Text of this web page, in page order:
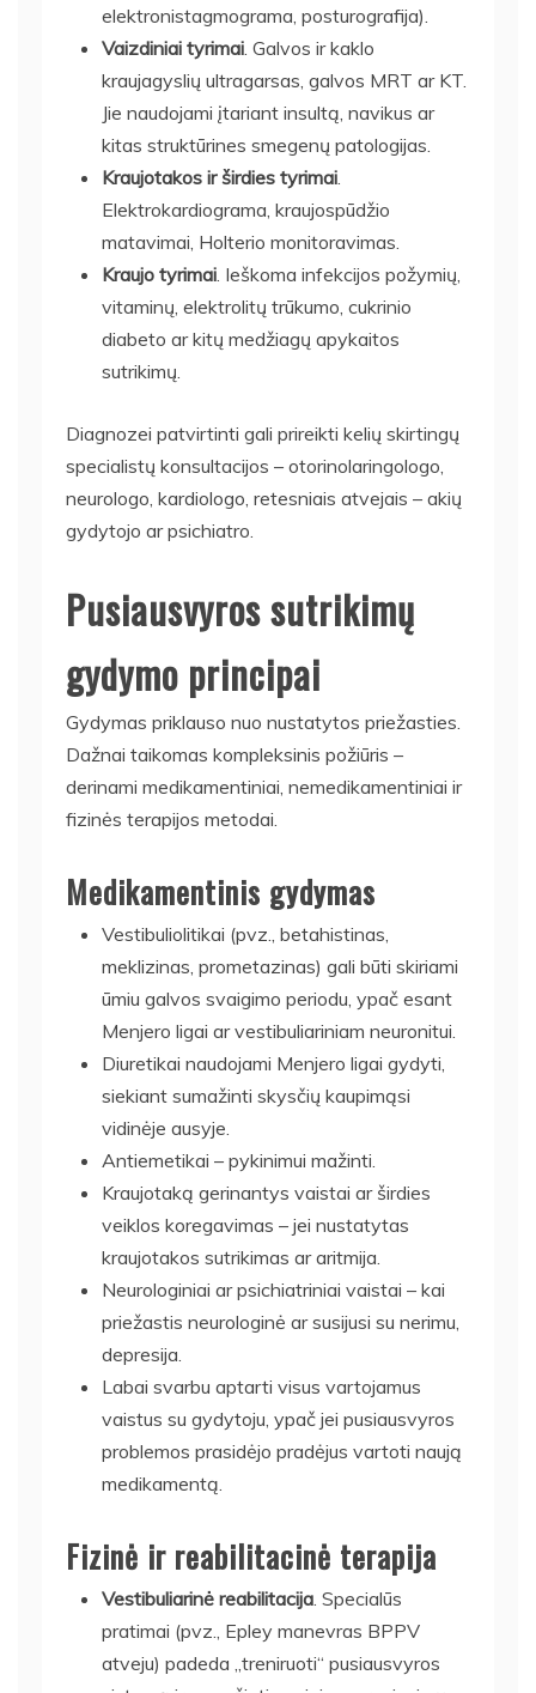
elektronistagmograma, posturografija).
Vaizdiniai tyrimai . Galvos ir kaklo
kraujagyslių ultragarsas, galvos MRT ar KT.
Jie naudojami įtariant insultą, navikus ar
kitas struktūrines smegenų patologijas.
Kraujotakos ir širdies tyrimai
Elektrokardiograma, kraujospūdžio
matavimai, Holterio monitoravimas.
Kraujo tyrimai . Ieškoma infekcijos požymių,
vitaminų, elektrolitų trūkumo, cukrinio
diabeto ar kitų medžiagų apykaitos
sutrikimų.
Diagnozei patvirtinti gali prireikti kelių skirtingų
specialistų konsultacijos – otorinolaringologo,
neurologo, kardiologo, retesniais atvejais – akių
gydytojo ar psichiatro.
Pusiausvyros sutrikimų
gydymo principai
Gydymas priklauso nuo nustatytos priežasties.
Dažnai taikomas kompleksinis požiūris –
derinami medikamentiniai, nemedikamentiniai ir
fizinės terapijos metodai.
Medikamentinis gydymas
Vestibuliolitikai (pvz., betahistinas,
meklizinas, prometazinas) gali būti skiriami
ūmiu galvos svaigimo periodu, ypač esant
Menjero ligai ar vestibuliariniam neuronitui.
Diuretikai naudojami Menjero ligai gydyti,
siekiant sumažinti skysčių kaupimąsi
vidinėje ausyje.
Antiemetikai – pykinimui mažinti.
Kraujotaką gerinantys vaistai ar širdies
veiklos koregavimas – jei nustatytas
kraujotakos sutrikimas ar aritmija.
Neurologiniai ar psichiatriniai vaistai – kai
priežastis neurologinė ar susijusi su nerimu,
depresija.
Labai svarbu aptarti visus vartojamus
vaistus su gydytoju, ypač jei pusiausvyros
problemos prasidėjo pradėjus vartoti naują
medikamentą.
Fizinė ir reabilitacinė terapija
Vestibuliarinė reabilitacija . Specialūs
pratimai (pvz., Epley manevras BPPV
atveju) padeda „treniruoti“ pusiausvyros